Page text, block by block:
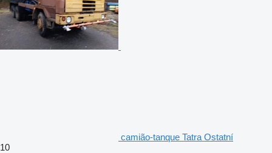
camião-tanque Tatra Ostatní
10